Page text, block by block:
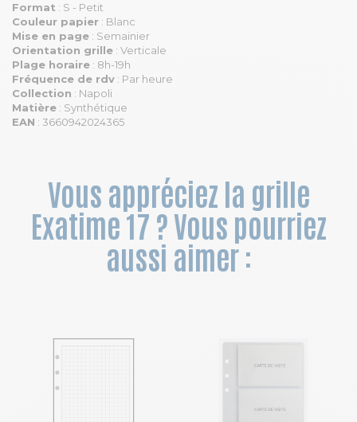
Format : S - Petit
Couleur papier : Blanc
Mise en page : Semainier
Orientation grille : Verticale
Plage horaire : 8h-19h
Fréquence de rdv : Par heure
Collection : Napoli
Matière : Synthétique
EAN : 3660942024365
Vous appréciez la grille
Exatime 17 ? Vous pourriez
aussi aimer :